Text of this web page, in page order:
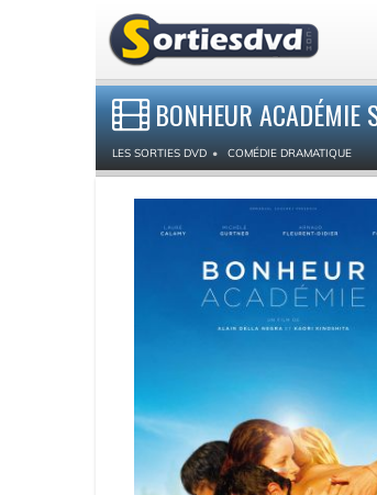
BONHEUR ACADÉMIE
LES SORTIES DVD COMÉDIE DRAMATIQUE